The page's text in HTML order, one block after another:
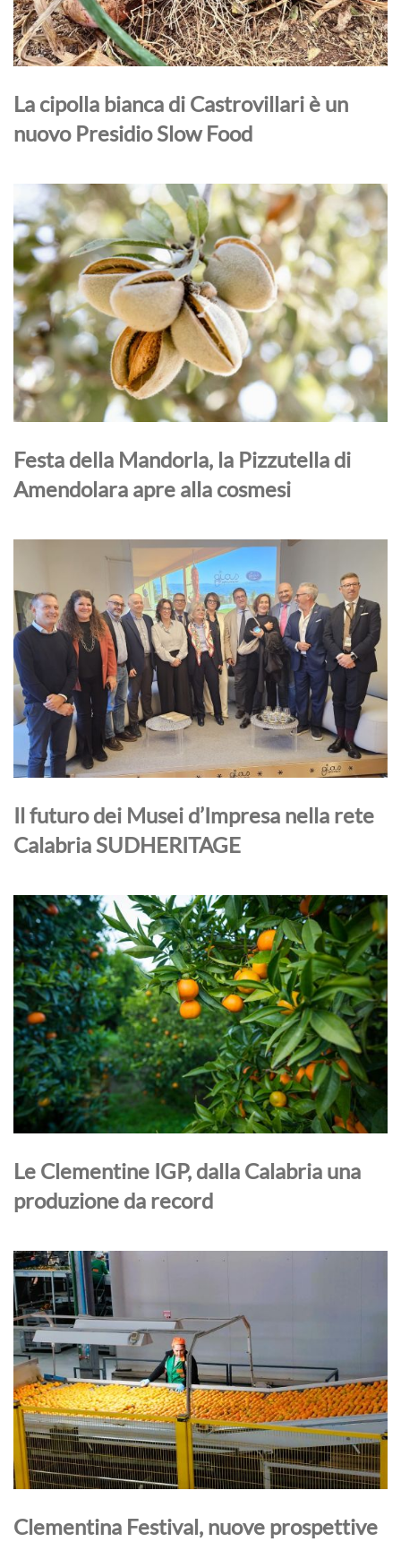
La cipolla bianca di Castrovillari è un
nuovo Presidio Slow Food
Festa della Mandorla, la Pizzutella di
Amendolara apre alla cosmesi
Il futuro dei Musei d’Impresa nella rete
Calabria SUDHERITAGE
Le Clementine IGP, dalla Calabria una
produzione da record
Clementina Festival, nuove prospettive